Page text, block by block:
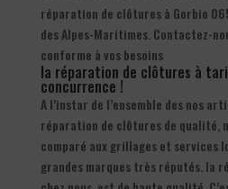
réparation de clôtures à Gorbio
des Alpes-Maritimes. Contactez-
conforme à vos besoins
la réparation de clôtures à
concurrence !
A l’instar de l’ensemble des nos
réparation de clôtures de qualité,
comparé aux grillages et services
grandes marques très réputés. la